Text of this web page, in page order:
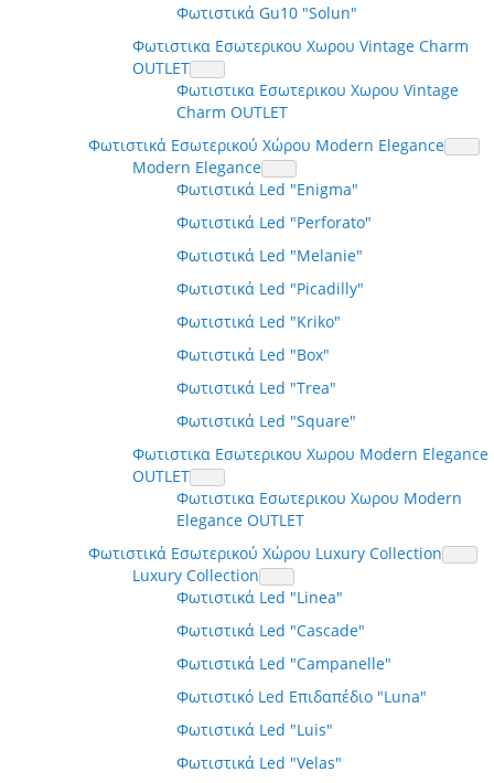
Φωτιστικά Gu10 "Solun"
Φωτιστικα Εσωτερικου Χωρου Vintage Charm
OUTLET
Φωτιστικα Εσωτερικου Χωρου Vintage
Charm OUTLET
Φωτιστικά Εσωτερικού Χώρου Modern Elegance
Modern Elegance
Φωτιστικά Led "Enigma"
Φωτιστικά Led "Perforato"
Φωτιστικά Led "Melanie"
Φωτιστικά Led "Picadilly"
Φωτιστικά Led "Kriko"
Φωτιστικά Led "Box"
Φωτιστικά Led "Trea"
Φωτιστικά Led "Square"
Φωτιστικα Εσωτερικου Χωρου Modern Elegance
OUTLET
Φωτιστικα Εσωτερικου Χωρου Modern
Elegance OUTLET
Φωτιστικά Εσωτερικού Χώρου Luxury Collection
Luxury Collection
Φωτιστικά Led "Linea"
Φωτιστικά Led "Cascade"
Φωτιστικά Led "Campanelle"
Φωτιστικό Led Επιδαπέδιο "Luna"
Φωτιστικά Led "Luis"
Φωτιστικά Led "Velas"